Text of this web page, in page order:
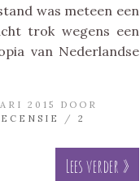
was meteen een
trok wegens een
van Nederlandse
2015 DOOR
/ 2
Lees verder »